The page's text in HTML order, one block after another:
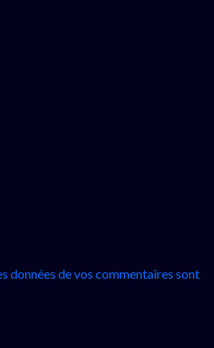
données de vos commentaires sont